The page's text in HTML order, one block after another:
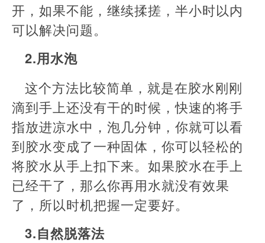
开，如果不能，继续揉搓，半小时以内
可以解决问题。
2.用水泡
这个方法比较简单，就是在胶水刚刚
滴到手上还没有干的时候，快速的将手
指放进凉水中，泡几分钟，你就可以看
到胶水变成了一种固体，你可以轻松的
将胶水从手上扣下来。如果胶水在手上
已经干了，那么你再用水就没有效果
了，所以时机把握一定要好。
3.自然脱落法